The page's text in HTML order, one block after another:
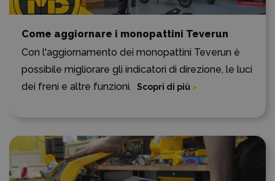
Come aggiornare i monopattini Teverun
Con l'aggiornamento dei monopattini Teverun è
possibile migliorare gli indicatori di direzione, le luci
dei freni e altre funzioni.
Scopri di più